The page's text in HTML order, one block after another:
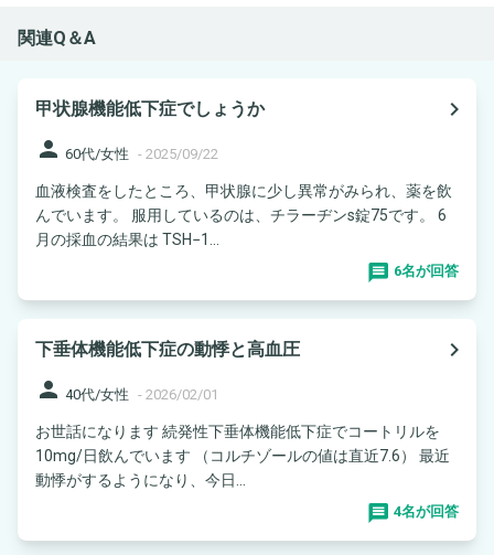
関連Q＆A
甲状腺機能低下症でしょうか
navigate_next
person 60代/女性 - 2025/09/22
血液検査をしたところ、甲状腺に少し異常がみられ、薬を飲
んでいます。 服用しているのは、チラーヂンs錠75です。 6
月の採血の結果は TSH−1...
6名が回答
下垂体機能低下症の動悸と高血圧
navigate_next
person 40代/女性 - 2026/02/01
お世話になります 続発性下垂体機能低下症でコートリルを
10mg/日飲んでいます （コルチゾールの値は直近7.6） 最近
動悸がするようになり、今日...
4名が回答